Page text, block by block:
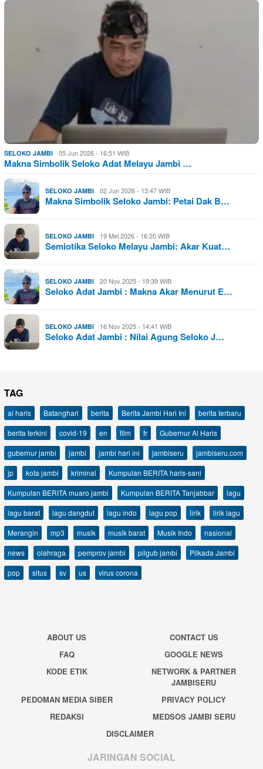
SELOKO JAMBI 05 Jun 2026 - 16:51 WIB
Makna Simbolik Seloko Adat Melayu Jambi …
SELOKO JAMBI 02 Jun 2026 - 13:47 WIB
Makna Simbolik Seloko Jambi: Petai Dak B…
SELOKO JAMBI 19 Mei 2026 - 16:20 WIB
Semiotika Seloko Melayu Jambi: Akar Kuat…
SELOKO JAMBI 20 Nov 2025 - 19:39 WIB
Seloko Adat Jambi : Makna Akar Menurut E…
SELOKO JAMBI 16 Nov 2025 - 14:41 WIB
Seloko Adat Jambi : Nilai Agung Seloko J…
TAG
al haris Batanghari berita Berita Jambi Hari Ini
berita terbaru
berita terkini
covid-19 en film fr
Gubernur Al Haris
gubernur jambi
jambi jambi hari ini jambiseru
jambiseru.com
jp
kota jambi kriminal
Kumpulan BERITA haris-sani
Kumpulan BERITA muaro jambi
Kumpulan BERITA Tanjabbar
lagu
lagu barat
lagu dangdut lagu indo lagu pop lirik
lirik lagu
Merangin
mp3 musik musik barat Musik Indo
nasional
news
olahraga pemprov jambi pilgub jambi
Pilkada Jambi
pop
situs sv us virus corona
ABOUT US
CONTACT US
FAQ
GOOGLE NEWS
KODE ETIK
NETWORK & PARTNER
JAMBISERU
PEDOMAN MEDIA SIBER
PRIVACY POLICY
REDAKSI
MEDSOS JAMBI SERU
DISCLAIMER
JARINGAN SOCIAL